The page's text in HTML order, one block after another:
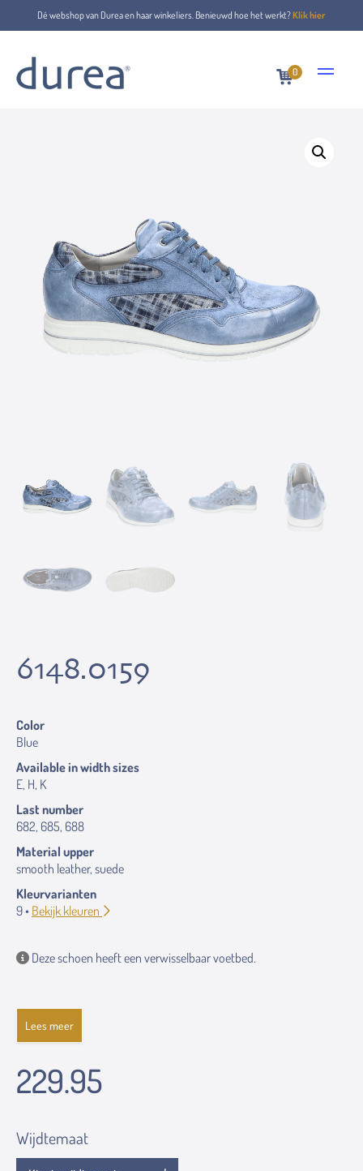
Dé webshop van Durea en haar winkeliers. Benieuwd hoe het werkt?Klik hier
0
Home Lace-up shoes
6148.0159
Color
Blue
Available in width sizes
E, H, K
Last number
682, 685, 688
Material upper
smooth leather, suede
Kleurvarianten
9 • Bekijk kleuren
Deze schoen heeft een verwisselbaar voetbed.
Lees meer
229.95
Wijdtemaat